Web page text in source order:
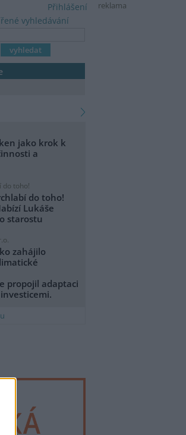
reklama
vyhledávání
Přihlášení
jako krok k
a
do toho!
do toho!
Lukáše
starostu
zahájilo
propojil adaptaci